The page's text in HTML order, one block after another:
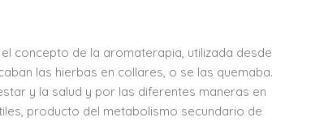
concepto de la aromaterapia, utilizada desde
las hierbas en collares, o se las quemaba.
y la salud y por las diferentes maneras en
producto del metabolismo secundario de